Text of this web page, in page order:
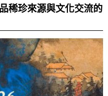
稀珍來源與文化交流的